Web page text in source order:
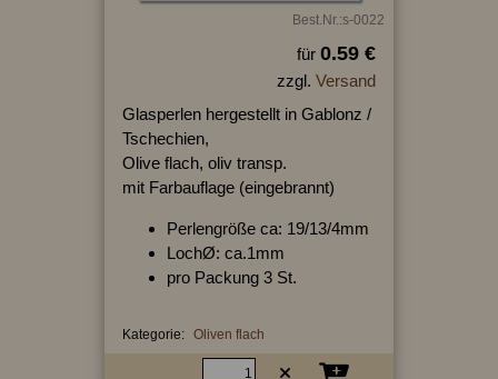
Best.Nr.:s-0022
für 0.59 €
zzgl. Versand
Glasperlen hergestellt in Gablonz /
Tschechien,
Olive flach, oliv transp.
mit Farbauflage (eingebrannt)
Perlengröße ca: 19/13/4mm
LochØ: ca.1mm
pro Packung 3 St.
Kategorie: Oliven flach